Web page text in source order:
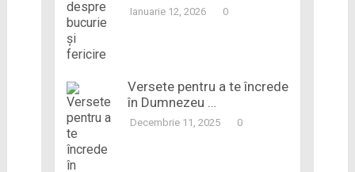
Ianuarie 12, 2026 0
Versete pentru a te încrede
în Dumnezeu …
Decembrie 11, 2025 0